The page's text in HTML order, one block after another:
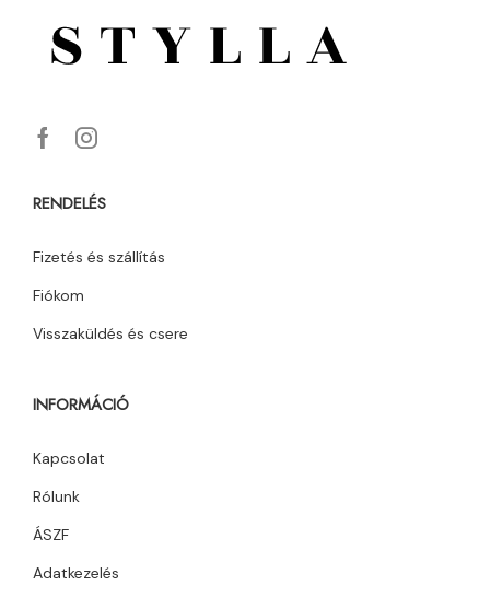
RENDELÉS
Fizetés és szállítás
Fiókom
Visszaküldés és csere
INFORMÁCIÓ
Kapcsolat
Rólunk
ÁSZF
Adatkezelés